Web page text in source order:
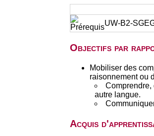
UW-B2-
Objectifs par
Mobiliser des
raisonnement ou
Comprendre,
autre langue.
Acquis